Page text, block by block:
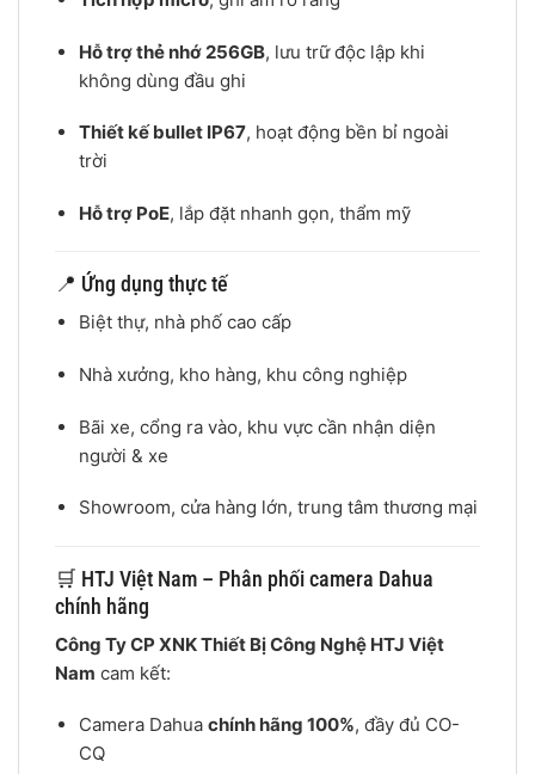
Hỗ trợ thẻ nhớ 256GB, lưu trữ độc lập khi
không dùng đầu ghi
Thiết kế bullet IP67, hoạt động bền bỉ ngoài
trời
Hỗ trợ PoE, lắp đặt nhanh gọn, thẩm mỹ
📍 Ứng dụng thực tế
Biệt thự, nhà phố cao cấp
Nhà xưởng, kho hàng, khu công nghiệp
Bãi xe, cổng ra vào, khu vực cần nhận diện
người & xe
Showroom, cửa hàng lớn, trung tâm thương mại
🛒 HTJ Việt Nam – Phân phối camera Dahua
chính hãng
Công Ty CP XNK Thiết Bị Công Nghệ HTJ Việt
Nam cam kết:
Camera Dahua chính hãng 100%, đầy đủ CO-
CQ